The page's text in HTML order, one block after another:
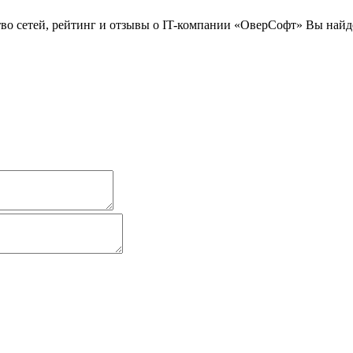
сетей, рейтинг и отзывы о IT-компании «ОверСофт» Вы